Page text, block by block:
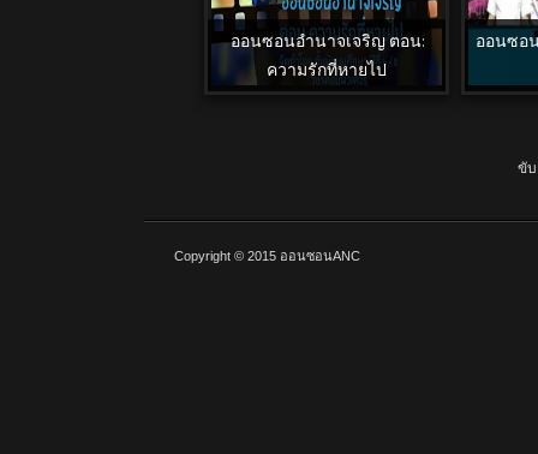
ออนซอนอำนาจเจริญ ตอน:
ความรักที่หายไป
ออนซอ
ขับ
Copyright © 2015 ออนซอนANC